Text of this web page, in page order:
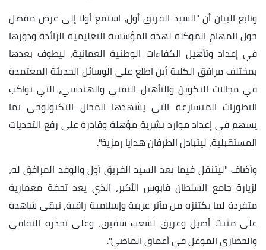
وتابع البيان أن "السيد الفريق أول، استمع أولا إلى عرض مفصل
حول المهام الموكلة لهذه المؤسسة التعليمية الرائدة ودورها
في إعداد وتأهيل الكفاءات الوطنية العمانية، ليطوف بعدها
بمختلف مرافق الكلية أين اطلع على الوسائل الحديثة المعتمدة
في مجالات التكوين والتأهيل التقني والهندسي، التي تواكب
التطورات المتسارعة التي يشهدها المجال التكنولوجي بما
يسهم في إعداد موارد بشرية مؤهلة وقادرة على رفع التحديات
المستقبلية، ليتبادل الطرفان هدايا رمزية".
وأضاف "ليتنقل فيما بعد السيد الفريق أول والوفد المرافق له،
لزيارة جامع السلطان قابوس الأكبر، الذي يعد تحفة معمارية
متفردة لما يكتنزه من مآثر عربية وإسلامية راقية، تبقى شاهدة
على منبت أصيل وعريق لشعب شقيق، وعلى تجذره الثقافي
والحضاري الموغل في أعماق الماضي".